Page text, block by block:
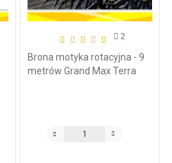
2
Brona motyka rotacyjna - 9
metrów Grand Max Terra